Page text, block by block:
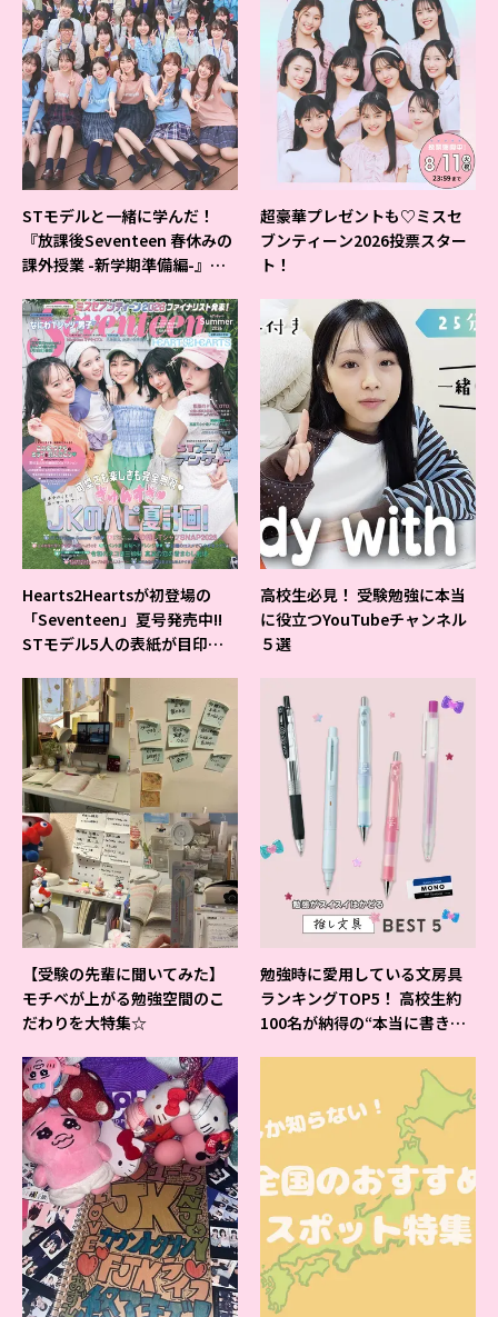
STモデルと一緒に学んだ！
『放課後Seventeen 春休みの
課外授業 -新学期準備編-』イ
超豪華プレゼントも♡ミスセ
ブンティーン2026投票スター
ト！
Hearts2Heartsが初登場の
「Seventeen」夏号発売中!!
STモデル5人の表紙が目印だ
高校生必見！ 受験勉強に本当
に役立つYouTubeチャンネル
５選
【受験の先輩に聞いてみた】
モチベが上がる勉強空間のこ
だわりを大特集☆
勉強時に愛用している文房具
ランキングTOP5！ 高校生約
100名が納得の“本当に書きや